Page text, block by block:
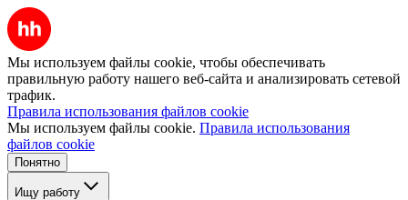
Мы используем файлы cookie, чтобы обеспечивать
правильную работу нашего веб-сайта и анализировать сетевой
трафик.
Правила использования файлов cookie
Мы используем файлы cookie. Правила использования
файлов cookie
Понятно
Ищу работу